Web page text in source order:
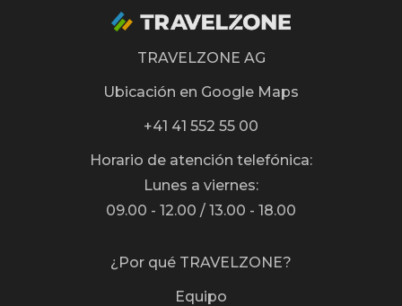
TRAVELZONE AG
Ubicación en Google Maps
+41 41 552 55 00
Horario de atención telefónica:
Lunes a viernes:
09.00 - 12.00 / 13.00 - 18.00
¿Por qué TRAVELZONE?
Equipo